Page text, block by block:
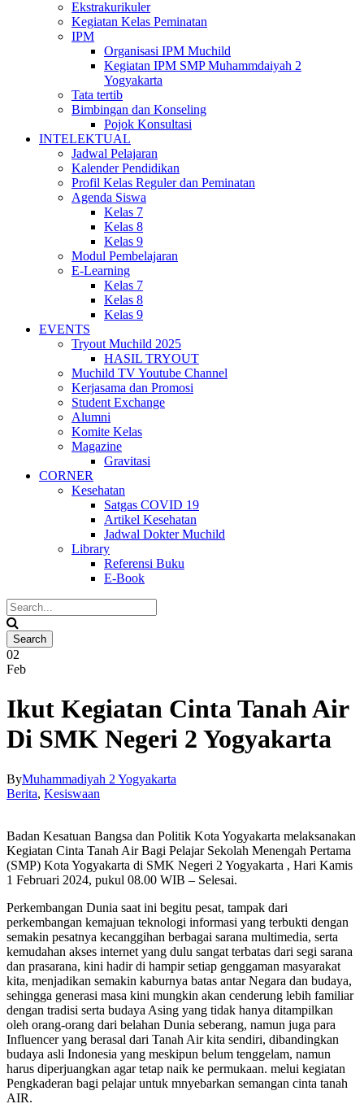
Ekstrakurikuler
Kegiatan Kelas Peminatan
IPM
Organisasi IPM Muchild
Kegiatan IPM SMP Muhammdaiyah 2
Yogyakarta
Tata tertib
Bimbingan dan Konseling
Pojok Konsultasi
INTELEKTUAL
Jadwal Pelajaran
Kalender Pendidikan
Profil Kelas Reguler dan Peminatan
Agenda Siswa
Kelas 7
Kelas 8
Kelas 9
Modul Pembelajaran
E-Learning
Kelas 7
Kelas 8
Kelas 9
EVENTS
Tryout Muchild 2025
HASIL TRYOUT
Muchild TV Youtube Channel
Kerjasama dan Promosi
Student Exchange
Alumni
Komite Kelas
Magazine
Gravitasi
CORNER
Kesehatan
Satgas COVID 19
Artikel Kesehatan
Jadwal Dokter Muchild
Library
Referensi Buku
E-Book
02
Feb
Ikut Kegiatan Cinta Tanah Air
Di SMK Negeri 2 Yogyakarta
ByMuhammadiyah 2 Yogyakarta
Berita, Kesiswaan
Badan Kesatuan Bangsa dan Politik Kota Yogyakarta melaksanakan
Kegiatan Cinta Tanah Air Bagi Pelajar Sekolah Menengah Pertama
(SMP) Kota Yogyakarta di SMK Negeri 2 Yogyakarta , Hari Kamis
1 Februari 2024, pukul 08.00 WIB – Selesai.
Perkembangan Dunia saat ini begitu pesat, tampak dari
perkembangan kemajuan teknologi informasi yang terbukti dengan
semakin pesatnya kecanggihan berbagai sarana multimedia, serta
kemudahan akses internet yang dulu sangat terbatas dari segi sarana
dan prasarana, kini hadir di hampir setiap genggaman masyarakat
kita, menjadikan semakin kaburnya batas antar Negara dan budaya,
sehingga generasi masa kini mungkin akan cenderung lebih familiar
dengan tradisi serta budaya Asing yang tidak hanya ditampilkan
oleh orang-orang dari belahan Dunia seberang, namun juga para
Influencer yang berasal dari Tanah Air kita sendiri, dibandingkan
budaya asli Indonesia yang meskipun belum tenggelam, namun
harus diperjuangkan agar tetap naik ke permukaan. melui kegiatan
Pengkaderan bagi pelajar untuk mnyebarkan semangan cinta tanah
AIR.